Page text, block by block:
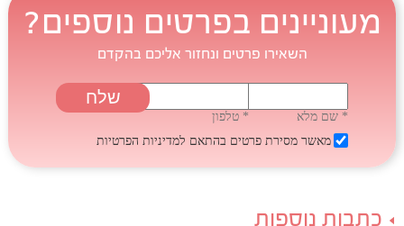
מעוניינים בפרטים נוספים?
השאירו פרטים ונחזור אליכם בהקדם
* שם מלא
* טלפון
מאשר מסירת פרטים בהתאם למדיניות הפרטיות